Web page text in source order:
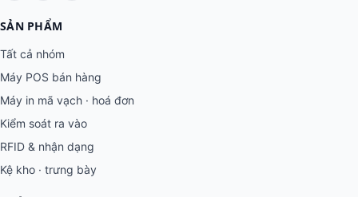
SẢN PHẨM
Tất cả nhóm
Máy POS bán hàng
Máy in mã vạch · hoá đơn
Kiểm soát ra vào
RFID & nhận dạng
Kệ kho · trưng bày